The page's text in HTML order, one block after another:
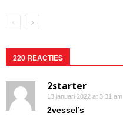
220 REACTIES
2starter
13 januari 2022 at 3:31 am
2vessel’s